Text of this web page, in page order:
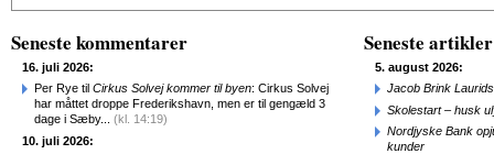
Seneste kommentarer
16. juli 2026:
Per Rye til Cirkus Solvej kommer til byen: Cirkus Solvej
har måttet droppe Frederikshavn, men er til gengæld 3
dage i Sæby... (kl. 14:19)
10. juli 2026:
Seneste artikler
5. august 2026:
Jacob Brink
Skolestart – husk
Nordjyske Bank
kunder